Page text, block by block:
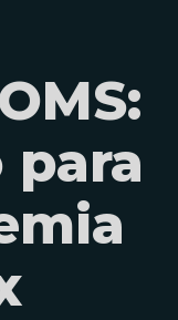
para